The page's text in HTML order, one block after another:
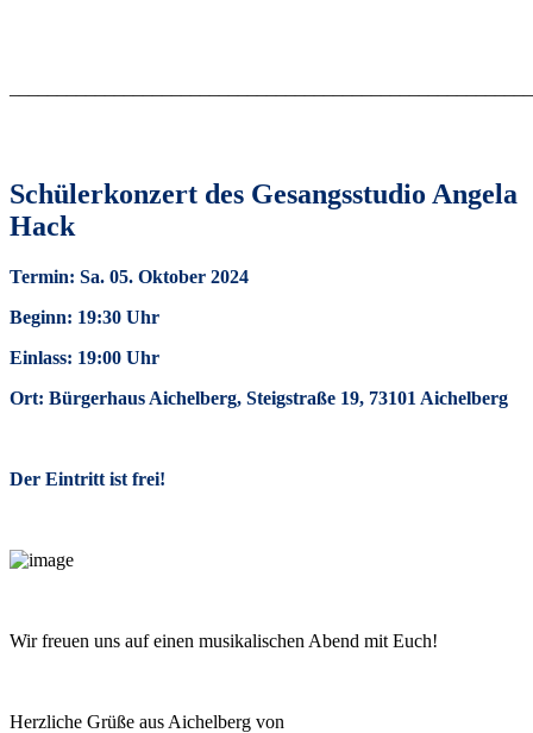
Schülerkonzert des Gesangsstudio Angela
Hack
Termin: Sa. 05. Oktober 2024
Beginn: 19:30 Uhr
Einlass: 19:00 Uhr
Ort: Bürgerhaus Aichelberg, Steigstraße 19, 73101 Aichelberg
Der Eintritt ist frei!
Wir freuen uns auf einen musikalischen Abend mit Euch!
Herzliche Grüße aus Aichelberg von